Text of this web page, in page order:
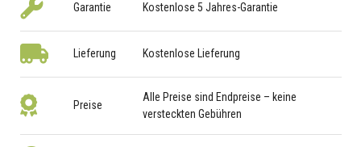
Garantie Kostenlose 5 Jahres-Garantie
Lieferung Kostenlose Lieferung
Preise
Alle Preise sind Endpreise – keine
versteckten Gebühren